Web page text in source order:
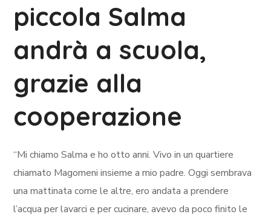
piccola Salma
andrà a scuola,
grazie alla
cooperazione
“Mi chiamo Salma e ho otto anni. Vivo in un quartiere
chiamato Magomeni insieme a mio padre. Oggi sembrava
una mattinata come le altre, ero andata a prendere
l’acqua per lavarci e per cucinare, avevo da poco finito le